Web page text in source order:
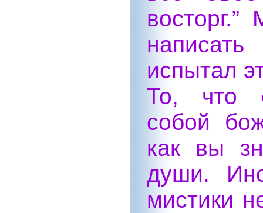
испытал
То, что
собой
как вы
души.
мистики